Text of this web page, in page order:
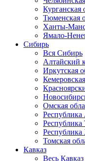
Курганская
Тюменская
Ханты-
Ямало-
Сибирь
Вся Сибирь
Алтайский
Иркутская
Омская
Республика
Республика
Республика
Томская
Кавказ
Весь Кавказ